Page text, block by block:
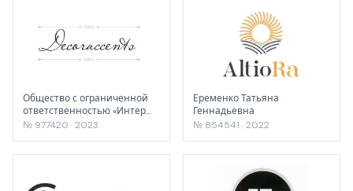
Общество с ограниченной
ответственностью «Интер
Декор»
№ 977420 · 2023
Еременко Татьяна
Геннадьевна
№ 854541 · 2022